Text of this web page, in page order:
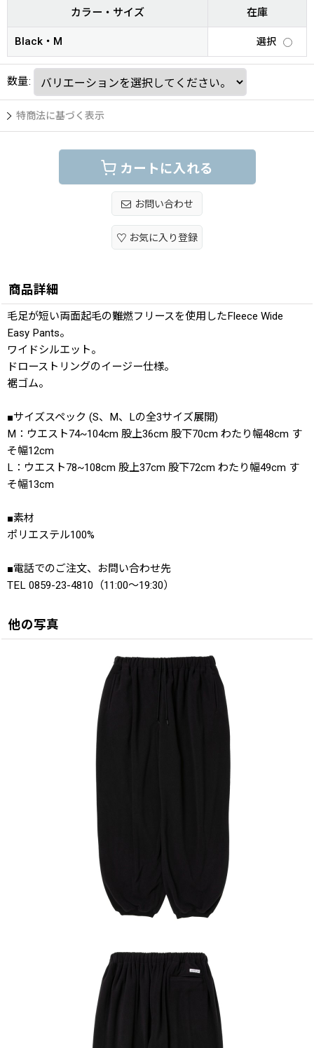
カラー・サイズ 在庫
Black・M 選択
数量:
特商法に基づく表示
カートに入れる
お問い合わせ
お気に入り登録
商品詳細
毛足が短い両面起毛の難燃フリースを使用したFleece Wide
Easy Pants。
ワイドシルエット。
ドローストリングのイージー仕様。
裾ゴム。
■サイズスペック (S、M、Lの全3サイズ展開)
M：ウエスト74~104cm 股上36cm 股下70cm わたり幅48cm す
そ幅12cm
L：ウエスト78~108cm 股上37cm 股下72cm わたり幅49cm す
そ幅13cm
■素材
ポリエステル100%
■電話でのご注文、お問い合わせ先
TEL 0859-23-4810（11:00〜19:30）
他の写真